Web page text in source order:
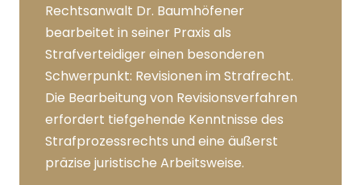
Rechtsanwalt Dr. Baumhöfener
bearbeitet in seiner Praxis als
Strafverteidiger einen besonderen
Schwerpunkt: Revisionen im Strafrecht.
Die Bearbeitung von Revisionsverfahren
erfordert tiefgehende Kenntnisse des
Strafprozessrechts und eine äußerst
präzise juristische Arbeitsweise.